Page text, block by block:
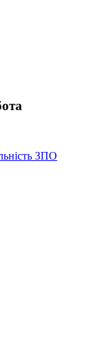
ЗПО